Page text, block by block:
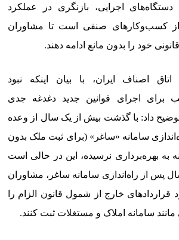
اجرایی، بازنگری در عملکرد
از کسب‌وکارهای صنفی است تا مشاوران
خود را بدون مانع ادامه دهند.
اصناف ایران، با بیان اینکه نبود
برای اجرای قوانین جدید دغدغه جدی
داد: با گذشت بیش از یک سال از وعده
سامانه «ساغر» (برای ثبت ملک بدون
به بهره‌برداری نرسیده، این در حالی است
پس از راه‌اندازی سامانه ساغر، مشاوران
قراردادهای خارج از شمول قانون الزام را
سامانه املاک و مستغلات ثبت کنند.